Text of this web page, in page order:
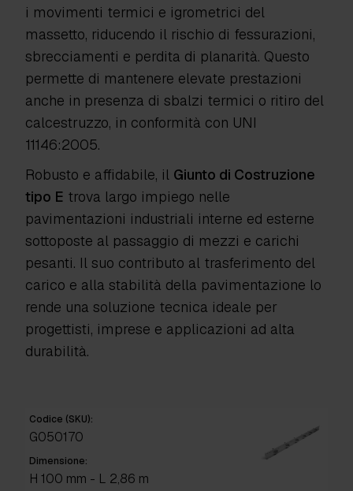
i movimenti termici e igrometrici del
massetto, riducendo il rischio di fessurazioni,
sbrecciamenti e perdita di planarità. Questo
permette di mantenere elevate prestazioni
anche in presenza di sbalzi termici o ritiro del
calcestruzzo, in conformità con UNI
11146:2005.
Robusto e affidabile, il Giunto di Costruzione
tipo E trova largo impiego nelle
pavimentazioni industriali interne ed esterne
sottoposte al passaggio di mezzi e carichi
pesanti. Il suo contributo al trasferimento del
carico e alla stabilità della pavimentazione lo
rende una soluzione tecnica ideale per
progettisti, imprese e applicazioni ad alta
durabilità.
Codice (SKU):
G050170
Dimensione:
H 100 mm - L 2,86 m